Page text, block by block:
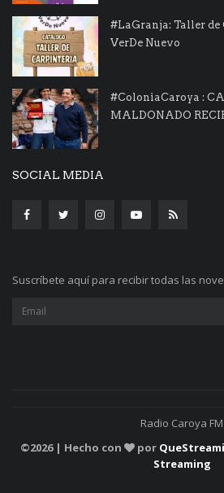
#LaGranja: Taller
VerDe Nuevo
#ColoniaCaroya :
MALDONADO
SOCIAL MEDIA
Suscríbete aquí para recibir todas las
Radio Caroya FM
©2026 | Hecho con por
Streaming